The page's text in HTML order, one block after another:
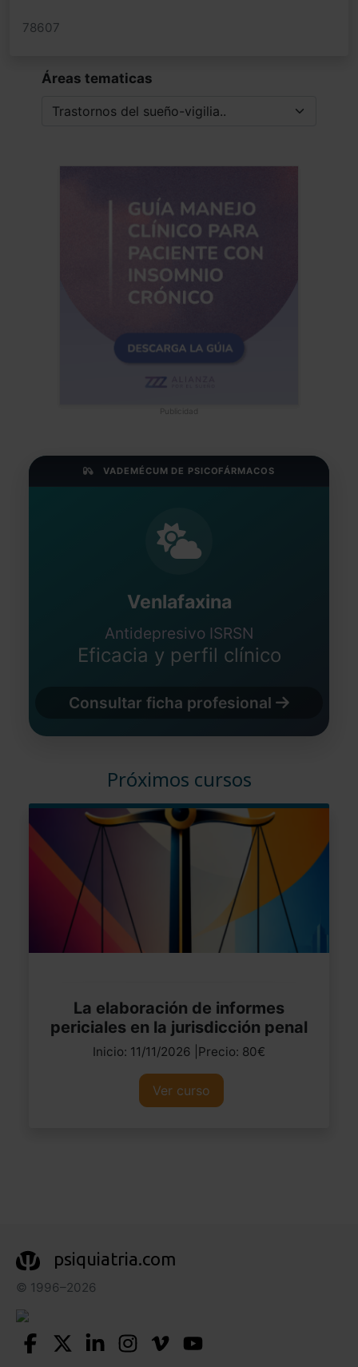
78607
Áreas tematicas
Publicidad
VADEMÉCUM DE PSICOFÁRMACOS
Venlafaxina
Antidepresivo ISRSN
Eficacia y perfil clínico
Consultar ficha profesional
Próximos cursos
La elaboración de informes
periciales en la jurisdicción penal
Inicio: 11/11/2026 |Precio: 80€
Ver curso
psiquiatria.com
© 1996–2026